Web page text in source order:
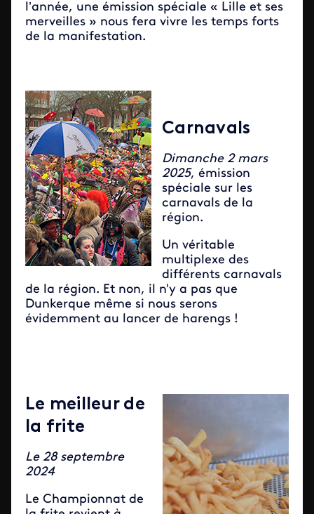
l’année, une émission spéciale « Lille et ses
merveilles » nous fera vivre les temps forts
de la manifestation.
Carnavals
Dimanche 2 mars
2025, émission
spéciale sur les
carnavals de la
région.
Un véritable
multiplexe des
différents carnavals
de la région. Et non, il n'y a pas que
Dunkerque même si nous serons
évidemment au lancer de harengs !
Le meilleur de
la frite
Le 28 septembre
2024
Le Championnat de